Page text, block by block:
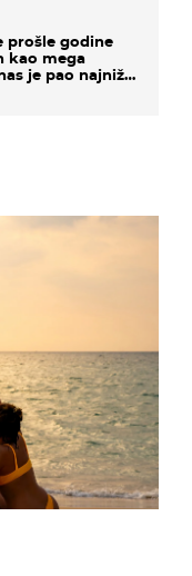
prošle godine
kao mega
je pao najniže